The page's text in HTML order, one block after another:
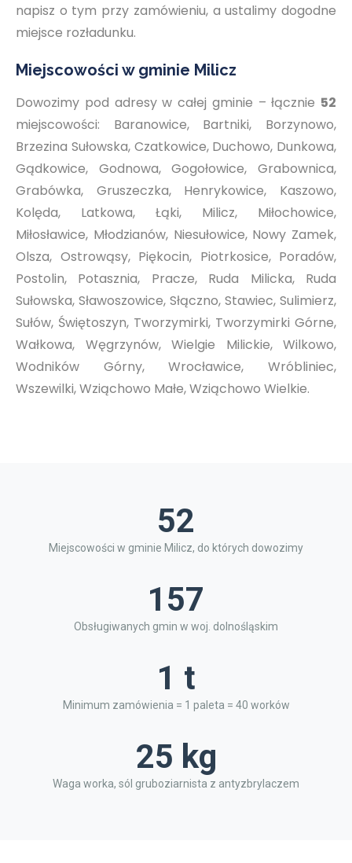
napisz o tym przy zamówieniu, a ustalimy dogodne
miejsce rozładunku.
Miejscowości w gminie Milicz
Dowozimy pod adresy w całej gminie – łącznie 52
miejscowości: Baranowice, Bartniki, Borzynowo,
Brzezina Sułowska, Czatkowice, Duchowo, Dunkowa,
Gądkowice, Godnowa, Gogołowice, Grabownica,
Grabówka, Gruszeczka, Henrykowice, Kaszowo,
Kolęda, Latkowa, Łąki, Milicz, Miłochowice,
Miłosławice, Młodzianów, Niesułowice, Nowy Zamek,
Olsza, Ostrowąsy, Piękocin, Piotrkosice, Poradów,
Postolin, Potasznia, Pracze, Ruda Milicka, Ruda
Sułowska, Sławoszowice, Słączno, Stawiec, Sulimierz,
Sułów, Świętoszyn, Tworzymirki, Tworzymirki Górne,
Wałkowa, Węgrzynów, Wielgie Milickie, Wilkowo,
Wodników Górny, Wrocławice, Wróbliniec,
Wszewilki, Wziąchowo Małe, Wziąchowo Wielkie.
52
Miejscowości w gminie Milicz, do których dowozimy
157
Obsługiwanych gmin w woj. dolnośląskim
1 t
Minimum zamówienia = 1 paleta = 40 worków
25 kg
Waga worka, sól gruboziarnista z antyzbrylaczem